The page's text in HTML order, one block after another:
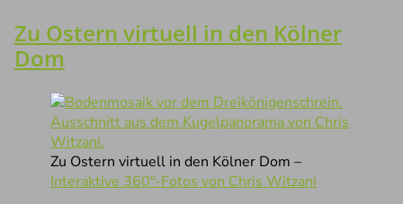
Zu Ostern virtuell in den Kölner
Dom
Zu Ostern virtuell in den Kölner Dom –
Interaktive 360°-Fotos von Chris Witzani